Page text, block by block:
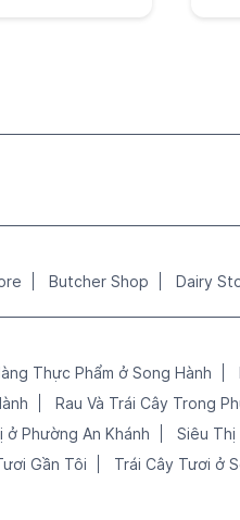
Butcher Shop Dairy
Thực Phẩm ở Song Hành
Rau Và Trái Cây Trong
ở Phường An Khánh Siêu Thị
Gần Tôi Trái Cây Tươi ở